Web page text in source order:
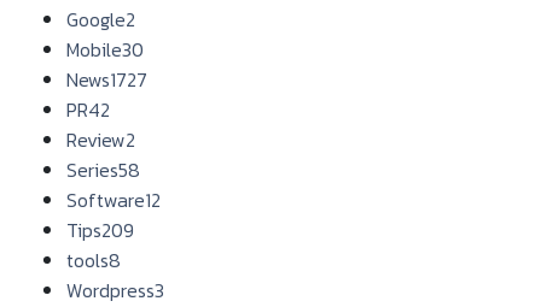
Google2
Mobile30
News1727
PR42
Review2
Series58
Software12
Tips209
tools8
Wordpress3